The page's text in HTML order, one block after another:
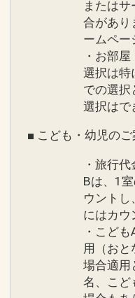
または
合があり
ームペー
・お部
選択は特
での選択
選択はで
■ こども・幼児のご
・旅行
Bは、1
ウントし
にはカウ
・こど
用（お
場合適用
名、こど